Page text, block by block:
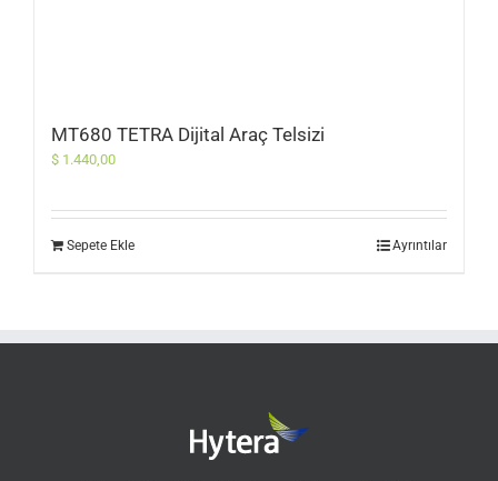
MT680 TETRA Dijital Araç Telsizi
$ 1.440,00
Sepete Ekle Ayrıntılar